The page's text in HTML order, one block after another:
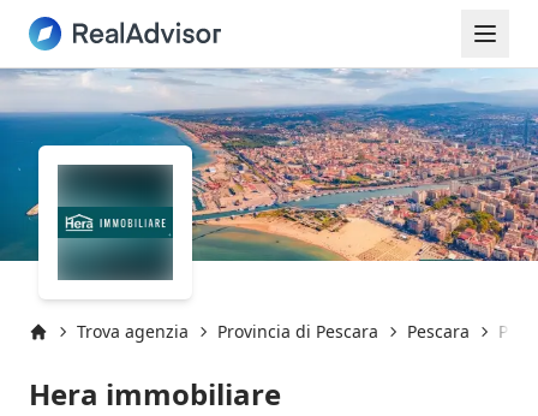
Trova agenzia Provincia di Pescara Pescara
Hera immobiliare